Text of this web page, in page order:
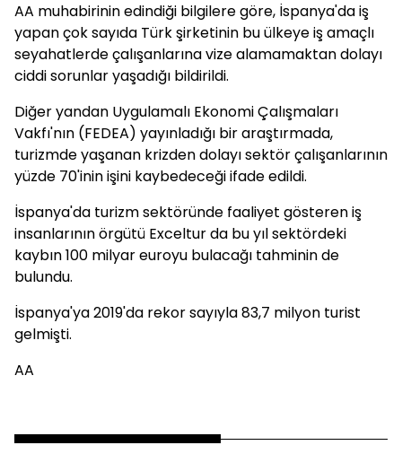
AA muhabirinin edindiği bilgilere göre, İspanya'da iş
yapan çok sayıda Türk şirketinin bu ülkeye iş amaçlı
seyahatlerde çalışanlarına vize alamamaktan dolayı
ciddi sorunlar yaşadığı bildirildi.
Diğer yandan Uygulamalı Ekonomi Çalışmaları
Vakfı'nın (FEDEA) yayınladığı bir araştırmada,
turizmde yaşanan krizden dolayı sektör çalışanlarının
yüzde 70'inin işini kaybedeceği ifade edildi.
İspanya'da turizm sektöründe faaliyet gösteren iş
insanlarının örgütü Exceltur da bu yıl sektördeki
kaybın 100 milyar euroyu bulacağı tahminin de
bulundu.
İspanya'ya 2019'da rekor sayıyla 83,7 milyon turist
gelmişti.
AA